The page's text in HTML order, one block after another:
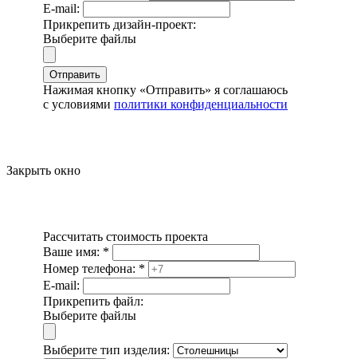
E-mail:
Прикрепить дизайн-проект:
Выберите файлы
Отправить
Нажимая кнопку «Отправить» я соглашаюсь
с условиями политики конфиденциальности
Закрыть окно
Рассчитать стоимость проекта
Ваше имя: *
Номер телефона: *
E-mail:
Прикрепить файл:
Выберите файлы
Выберите тип изделия: